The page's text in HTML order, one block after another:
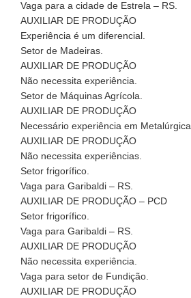
Vaga para a cidade de Estrela – RS.
AUXILIAR DE PRODUÇÃO
Experiência é um diferencial.
Setor de Madeiras.
AUXILIAR DE PRODUÇÃO
Não necessita experiência.
Setor de Máquinas Agrícola.
AUXILIAR DE PRODUÇÃO
Necessário experiência em Metalúrgica.
AUXILIAR DE PRODUÇÃO
Não necessita experiências.
Setor frigorífico.
Vaga para Garibaldi – RS.
AUXILIAR DE PRODUÇÃO – PCD
Setor frigorífico.
Vaga para Garibaldi – RS.
AUXILIAR DE PRODUÇÃO
Não necessita experiência.
Vaga para setor de Fundição.
AUXILIAR DE PRODUÇÃO